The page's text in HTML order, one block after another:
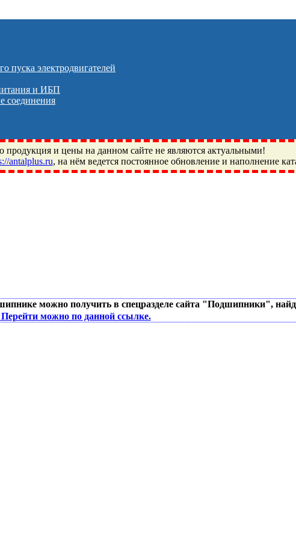
пуска электродвигателей
и ИБП
соединения
и цены на данном сайте не являются актуальными!
antalplus.ru, на нём ведется постоянное обновление и наполнение
Пушкино, Королёв, Балашиха, Фряново, Монино, Ивантеевка,
ZWZ, CRAFT, СПЗ-4, NECTECH, KG, LQY, DPI, BSN, SPZ, РФ,
можно получить в спецразделе сайта "Подшипники",
можно по данной ссылке.